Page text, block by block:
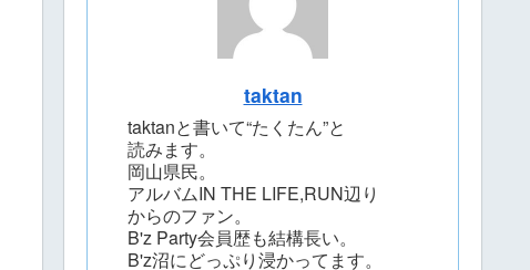
taktan
taktanと書いて“たくたん”と
読みます。
岡山県民。
アルバムIN THE LIFE,RUN辺り
からのファン。
B'z Party会員歴も結構長い。
B'z沼にどっぷり浸かってます。